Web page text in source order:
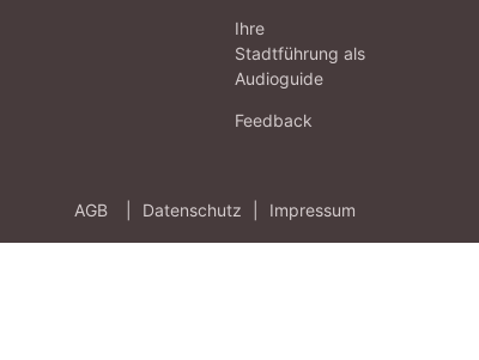
Ihre
Stadtführung als
Audioguide
Feedback
AGB Datenschutz Impressum